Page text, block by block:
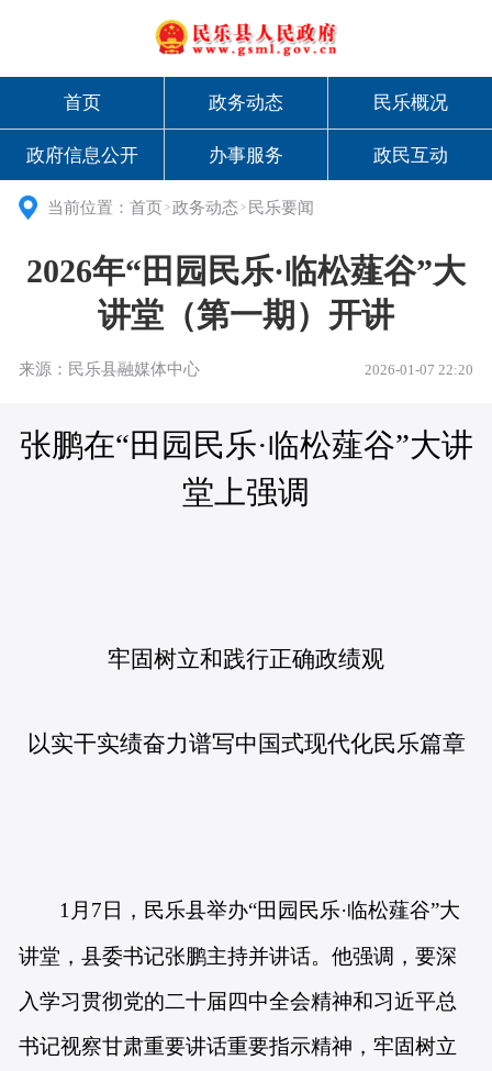
首页 政务动态 民乐概况
政府信息公开 办事服务 政民互动
当前位置：首页 > 政务动态 > 民乐要闻
2026年“田园民乐·临松薤谷”大
讲堂（第一期）开讲
来源：民乐县融媒体中心 2026-01-07 22:20
张鹏在“田园民乐·临松薤谷”大讲
堂上强调
牢固树立和践行正确政绩观
以实干实绩奋力谱写中国式现代化民乐篇章
1月7日，民乐县举办“田园民乐·临松薤谷”大
讲堂，县委书记张鹏主持并讲话。他强调，要深
入学习贯彻党的二十届四中全会精神和习近平总
书记视察甘肃重要讲话重要指示精神，牢固树立